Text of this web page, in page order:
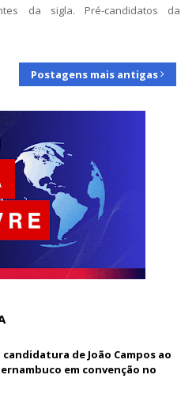
da sigla. Pré-candidatos da
Postagens mais antigas
candidatura de João Campos ao
em convenção no